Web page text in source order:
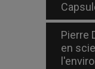
Pierre
en